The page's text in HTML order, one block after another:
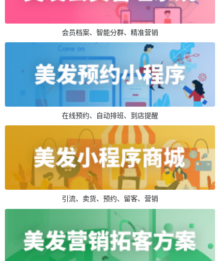
会员档案、智能分群、精准营销
在线预约、自动排班、到店提醒
引流、卖货、预约、留客、营销